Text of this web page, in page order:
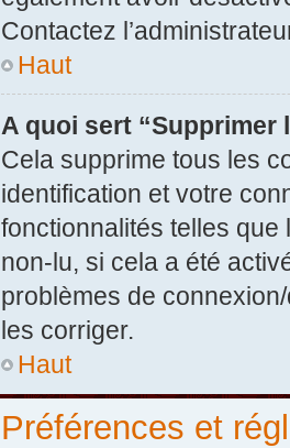
Contactez
Haut
A quoi sert “Supprimer
Cela supprime tous les
identification et votre
fonctionnalités telles que
non-lu, si cela a été
problèmes de
les corriger.
Haut
Préférences et